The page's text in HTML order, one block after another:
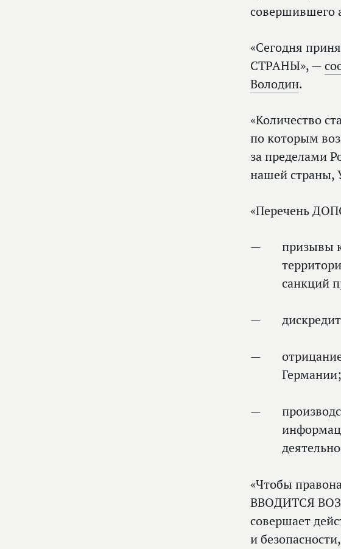
совершившего
«Сегодня
СТРАНЫ», —
Володин.
«Количество
по которым
за пределами
нашей
«Перечень
призывы
санкций
Германии;
«Чтобы
ВВОДИТСЯ
совершает
и